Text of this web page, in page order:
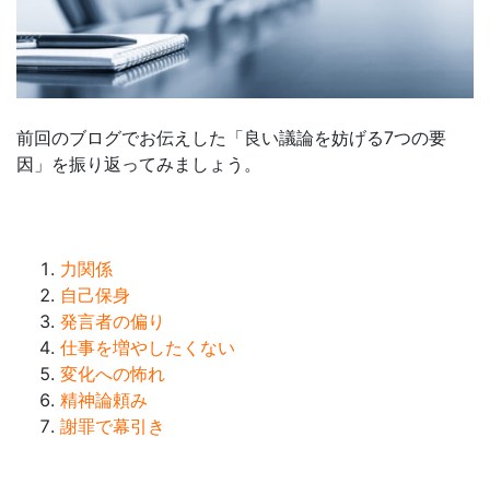
前回のブログでお伝えした「良い議論を妨げる7つの要
因」を振り返ってみましょう。
力関係
自己保身
発言者の偏り
仕事を増やしたくない
変化への怖れ
精神論頼み
謝罪で幕引き